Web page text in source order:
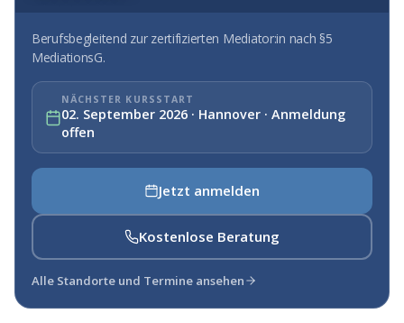
Berufsbegleitend zur zertifizierten Mediator:in nach §5
MediationsG.
NÄCHSTER KURSSTART
02. September 2026 · Hannover · Anmeldung
offen
Jetzt anmelden
Kostenlose Beratung
Alle Standorte und Termine ansehen